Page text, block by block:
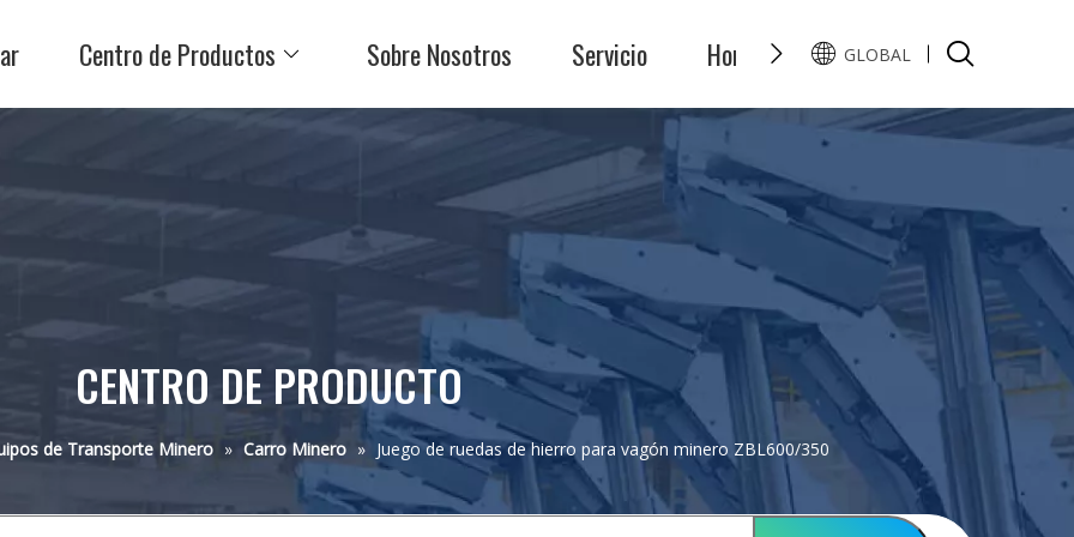
Centro de Productos Sobre Nosotros Servicio Honor Preguntas y
GLOBAL
Pусский
CENTRO DE PRODUCTO
de Transporte Minero » Carro Minero » Juego de ruedas de hierro para vagón minero ZBL600/350